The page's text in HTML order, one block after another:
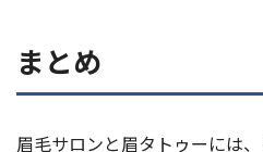
まとめ
眉毛サロンと眉タトゥーには